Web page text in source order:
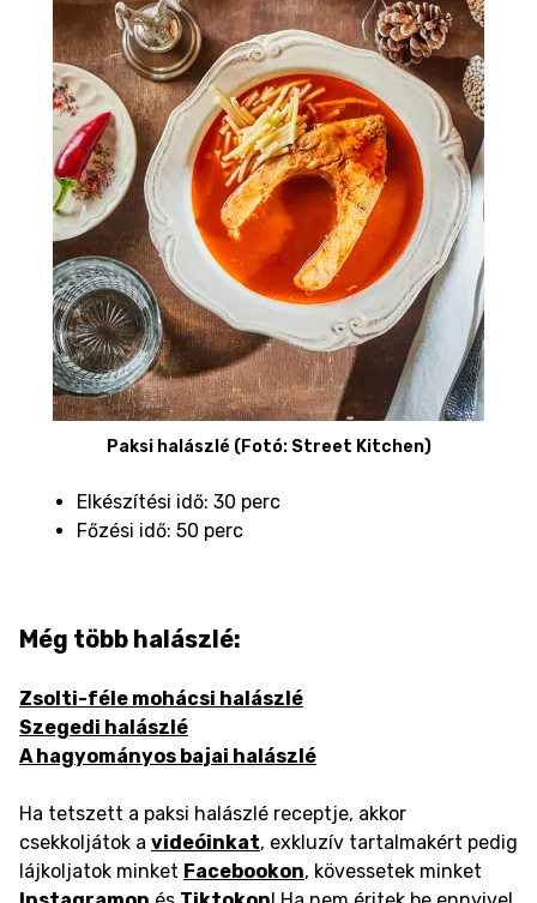
Paksi halászlé (Fotó: Street Kitchen)
Elkészítési idő: 30 perc
Főzési idő: 50 perc
Még több halászlé:
Zsolti-féle mohácsi halászlé
Szegedi halászlé
A hagyományos bajai halászlé
Ha tetszett a paksi halászlé receptje, akkor
csekkoljátok a videóinkat, exkluzív tartalmakért pedig
lájkoljatok minket Facebookon, kövessetek minket